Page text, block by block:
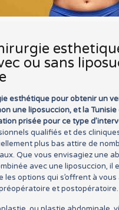
ou sans
esthétique pour obtenir un
une liposuccion, et la
prisée pour ce type
qualifiés et des
plus bas attire de
Que vous envisagiez une
avec une liposuccion, il
les options qui s’offrent à vous
et postopératoire.